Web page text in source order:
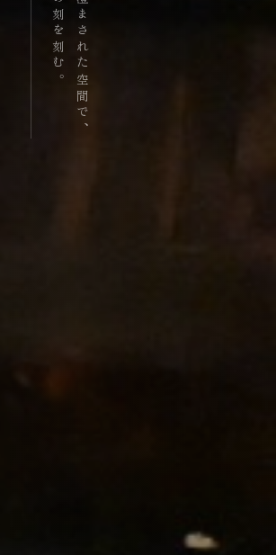
研ぎ澄まされた空間で、